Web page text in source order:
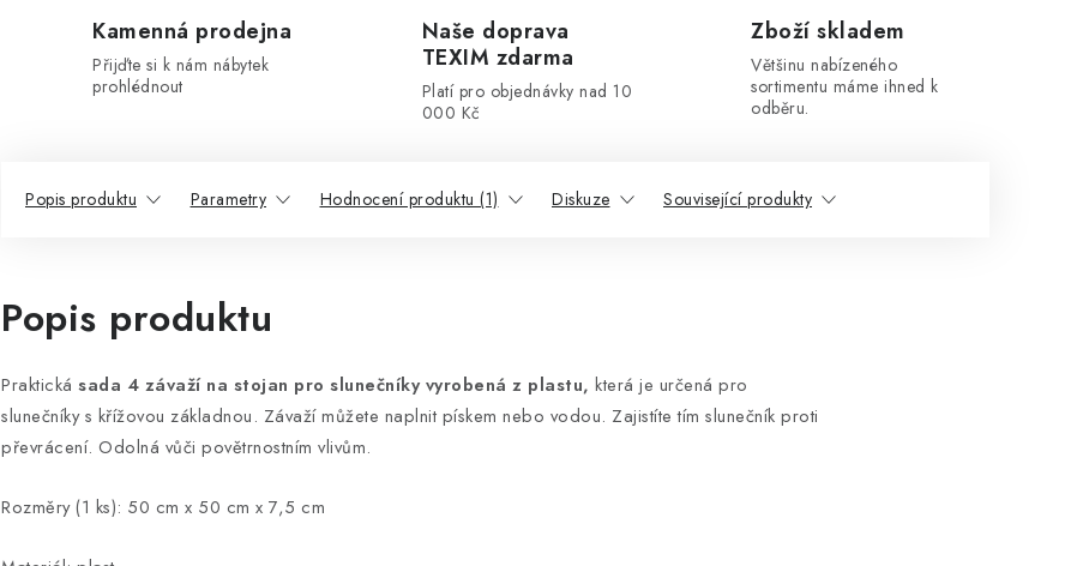
Kamenná prodejna
Přijďte si k nám nábytek
prohlédnout
Naše doprava
TEXIM zdarma
Platí pro objednávky nad 10
000 Kč
Zboží skladem
Většinu nabízeného
sortimentu máme ihned k
odběru.
Popis produktu Parametry Hodnocení produktu (1) Diskuze Související produkty
Popis produktu
Praktická sada 4 závaží na stojan pro slunečníky vyrobená z plastu, která je určená pro
slunečníky s křížovou základnou. Závaží můžete naplnit pískem nebo vodou. Zajistíte tím slunečník proti
převrácení. Odolná vůči povětrnostním vlivům.
Rozměry (1 ks): 50 cm x 50 cm x 7,5 cm